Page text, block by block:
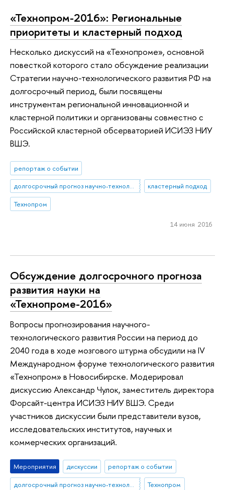
«Технопром-2016»: Региональные
приоритеты и кластерный подход
Несколько дискуссий на «Технопроме», основной
повесткой которого стало обсуждение реализации
Стратегии научно-технологического развития РФ на
долгосрочный период, были посвящены
инструментам региональной инновационной и
кластерной политики и организованы совместно с
Российской кластерной обсерваторией ИСИЭЗ НИУ
ВШЭ.
репортаж о событии
долгосрочный прогноз научно-технологического развития
кластерный подход
Технопром
14 июня 2016
Обсуждение долгосрочного прогноза
развития науки на
«Технопроме-2016»
Вопросы прогнозирования научного-
технологического развития России на период до
2040 года в ходе мозгового штурма обсудили на IV
Международном форуме технологического развития
«Технопром» в Новосибирске. Модерировал
дискуссию Александр Чулок, заместитель директора
Форсайт-центра ИСИЭЗ НИУ ВШЭ. Среди
участников дискуссии были представители вузов,
исследовательских институтов, научных и
коммерческих организаций.
Мероприятия дискуссии
репортаж о событии
долгосрочный прогноз научно-технологического развития
Технопром